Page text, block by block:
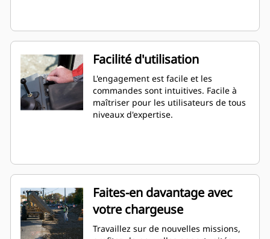
Facilité d'utilisation
L'engagement est facile et les
commandes sont intuitives. Facile à
maîtriser pour les utilisateurs de tous
niveaux d'expertise.
Faites-en davantage avec
votre chargeuse
Travaillez sur de nouvelles missions,